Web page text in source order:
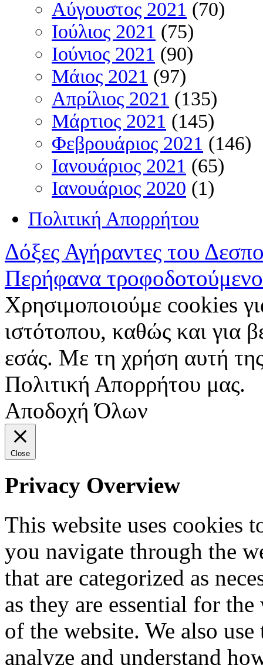
Αύγουστος 2021 (70)
Ιούλιος 2021 (75)
Ιούνιος 2021 (90)
Μάιος 2021 (97)
Απρίλιος 2021 (135)
Μάρτιος 2021 (145)
Φεβρουάριος 2021 (146)
Ιανουάριος 2021 (65)
Ιανουάριος 2020 (1)
Πολιτική Απορρήτου
Δόξες Αγήραντες του
Περήφανα
Χρησιμοποιούμε cookies
ιστότοπου, καθώς και για
εσάς. Με τη χρήση αυτή
Πολιτική Απορρήτου μας.
Αποδοχή Όλων
Close
Privacy Overview
This website uses cookies
you navigate through the
that are categorized as
as they are essential for
of the website. We also
analyze and understand